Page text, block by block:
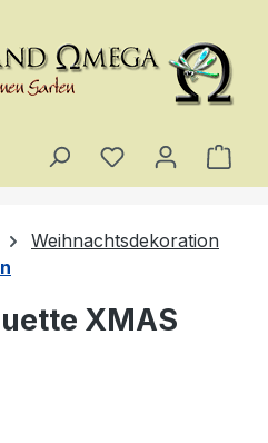
Du hast 0
Weihnachtsdekoration
XMAS